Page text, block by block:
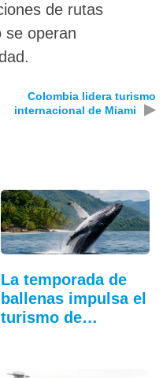
de rutas
se operan
Colombia lidera turismo
internacional de Miami
▶
La temporada de
ballenas impulsa el
turismo de…